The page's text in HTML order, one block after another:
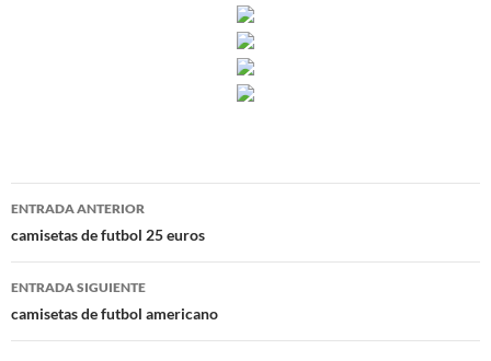
Navegación
de
entradas
ENTRADA ANTERIOR
camisetas de futbol 25 euros
ENTRADA SIGUIENTE
camisetas de futbol americano